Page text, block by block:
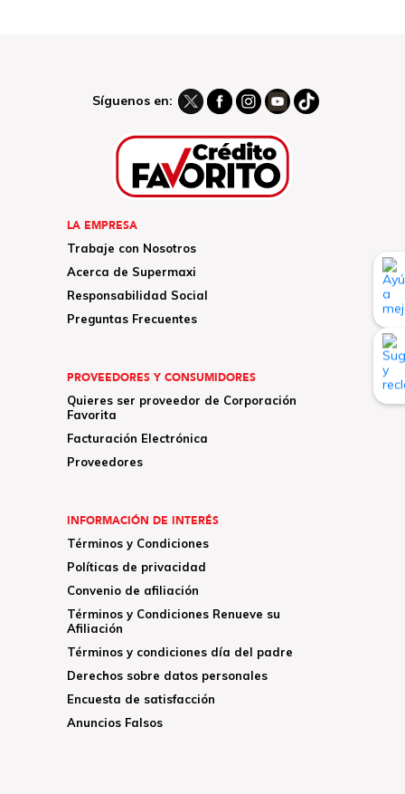
Síguenos en:
LA EMPRESA
Trabaje con Nosotros
Acerca de Supermaxi
Responsabilidad Social
Preguntas Frecuentes
PROVEEDORES Y CONSUMIDORES
Quieres ser proveedor de Corporación
Favorita
Facturación Electrónica
Proveedores
INFORMACIÓN DE INTERÉS
Términos y Condiciones
Políticas de privacidad
Convenio de afiliación
Términos y Condiciones Renueve su
Afiliación
Términos y condiciones día del padre
Derechos sobre datos personales
Encuesta de satisfacción
Anuncios Falsos